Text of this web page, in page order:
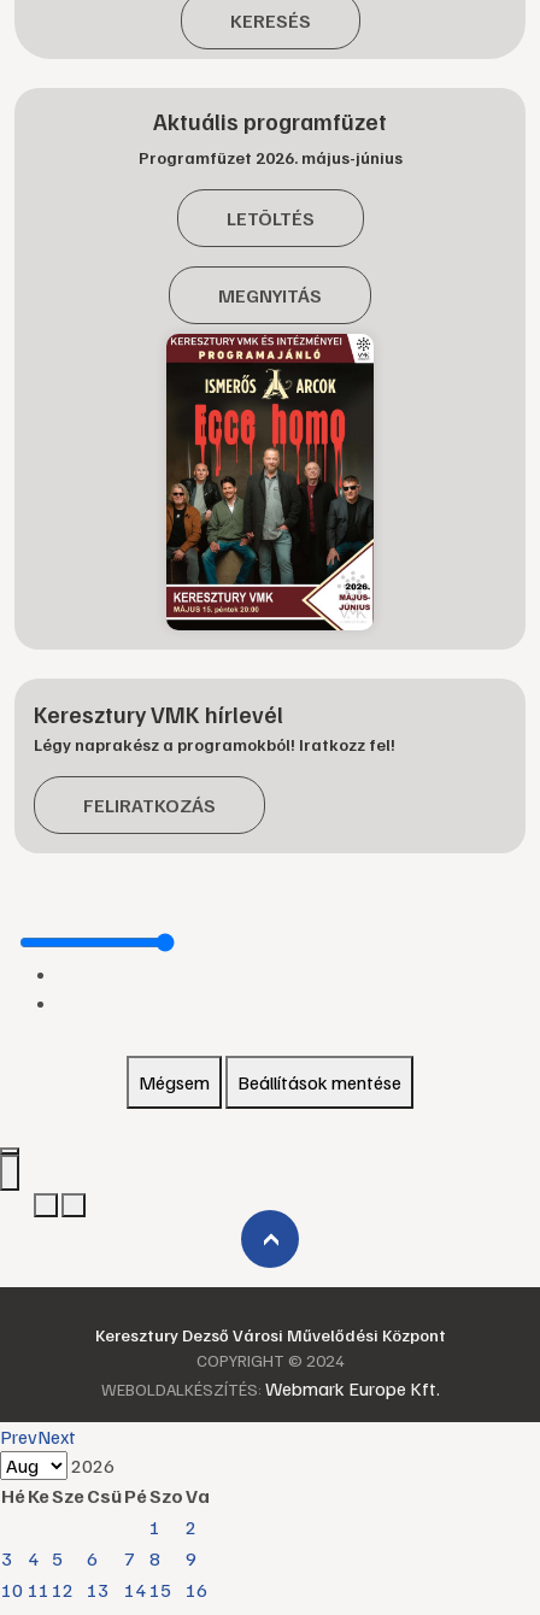
KERESÉS
Aktuális programfüzet
Programfüzet 2026. május-június
LETÖLTÉS
MEGNYITÁS
Keresztury VMK hírlevél
Légy naprakész a programokból! Iratkozz fel!
FELIRATKOZÁS
Mégsem Beállítások mentése
›
Keresztury Dezső Városi Művelődési Központ
COPYRIGHT © 2024
WEBOLDALKÉSZÍTÉS: Webmark Europe Kft.
PrevNext
2026
HéKeSzeCsüPéSzoVa
1
2
3
4 5 6 7 8
9
10 11 12 13 14 15
16